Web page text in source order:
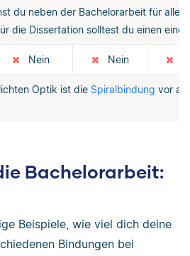
du neben der Bachelorarbeit für alle
die Dissertation solltest du einen
Nein Nein
Optik ist die Spiralbindung vor
Bachelorarbeit:
Beispiele, wie viel dich deine
Bindungen bei